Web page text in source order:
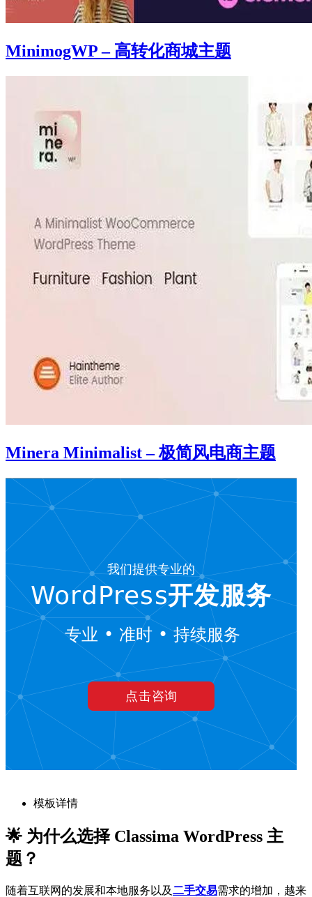
MinimogWP – 高转化商城主题
Minera Minimalist – 极简风电商主题
模板详情
🌟 为什么选择 Classima WordPress 主
题？
随着互联网的发展和本地服务以及二手交易需求的增加，越来